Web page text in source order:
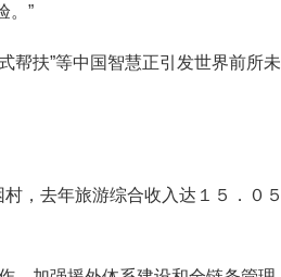
。”
扶”等中国智慧正引发世界前所
去年旅游综合收入达１５．０